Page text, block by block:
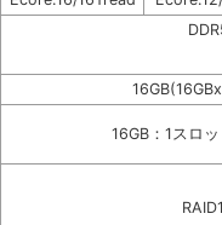
16GB：1スロ